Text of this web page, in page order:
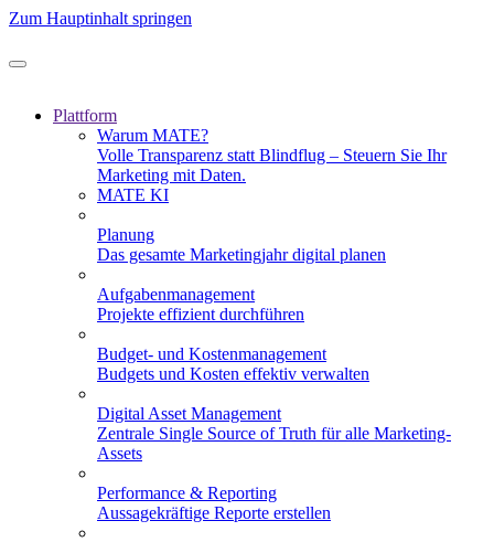
Zum Hauptinhalt springen
Plattform
Warum MATE?
Volle Transparenz statt Blindflug – Steuern Sie Ihr
Marketing mit Daten.
MATE KI
Planung
Das gesamte Marketingjahr digital planen
Aufgabenmanagement
Projekte effizient durchführen
Budget- und Kostenmanagement
Budgets und Kosten effektiv verwalten
Digital Asset Management
Zentrale Single Source of Truth für alle Marketing-
Assets
Performance & Reporting
Aussagekräftige Reporte erstellen